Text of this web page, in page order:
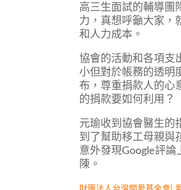
高三生面試的輔導團
力，真想呼籲大家，
和人力成本。
協會的活動和各項支
小但對於帳務的透明
布，尊重捐款人的心
的捐款要如何利用？
元瑜收到協會醫生的
到了幫助移工母親與
意外發現Google評
陳。